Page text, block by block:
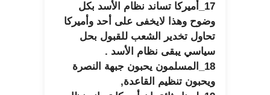
17_أميركا تساند نظام الأسد بكل
وضوح وهذا لايخفى على أحد وأميركا
تحاول تخدير الشعب للقبول بحل
سياسي يبقى نظام الأسد .
18_المسلمون يحبون جبهة النصرة
ويحبون تنظيم القاعدة,